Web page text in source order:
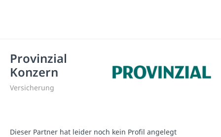
Provinzial
Konzern
Versicherung
Dieser Partner hat leider noch kein Profil angelegt